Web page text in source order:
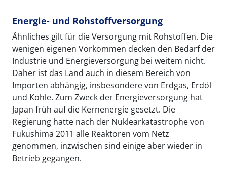
Energie- und Rohstoffversorgung
Ähnliches gilt für die Versorgung mit Rohstoffen. Die
wenigen eigenen Vorkommen decken den Bedarf der
Industrie und Energieversorgung bei weitem nicht.
Daher ist das Land auch in diesem Bereich von
Importen abhängig, insbesondere von Erdgas, Erdöl
und Kohle. Zum Zweck der Energieversorgung hat
Japan früh auf die Kernenergie gesetzt. Die
Regierung hatte nach der Nuklearkatastrophe von
Fukushima 2011 alle Reaktoren vom Netz
genommen, inzwischen sind einige aber wieder in
Betrieb gegangen.